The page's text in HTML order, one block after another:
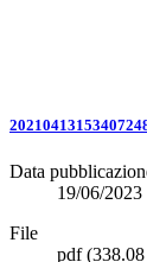
Data
19/06/2023
File
pdf